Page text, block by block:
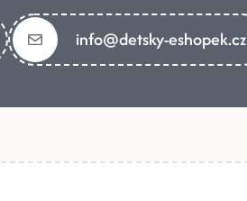
info@detsky-eshopek.cz